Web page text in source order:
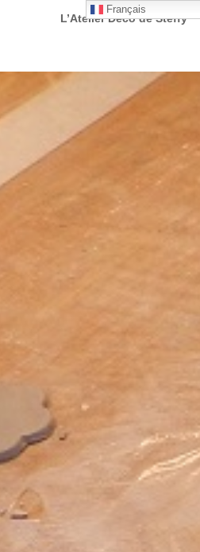
L’Atelier Déco de Steffy
Français